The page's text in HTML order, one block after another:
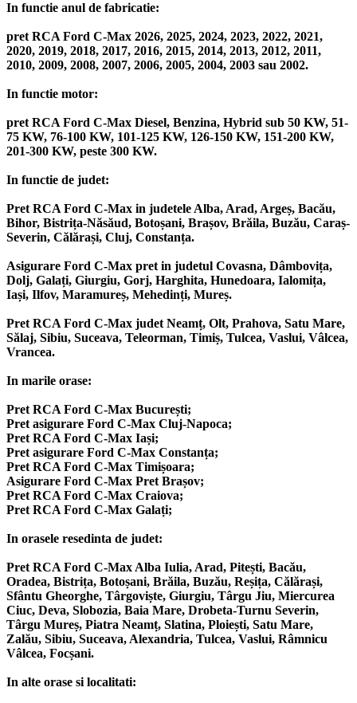
In functie anul de fabricatie:
pret RCA Ford C-Max 2026, 2025, 2024, 2023, 2022, 2021,
2020, 2019, 2018, 2017, 2016, 2015, 2014, 2013, 2012, 2011,
2010, 2009, 2008, 2007, 2006, 2005, 2004, 2003 sau 2002.
In functie motor:
pret RCA Ford C-Max Diesel, Benzina, Hybrid sub 50 KW, 51-
75 KW, 76-100 KW, 101-125 KW, 126-150 KW, 151-200 KW,
201-300 KW, peste 300 KW.
In functie de judet:
Pret RCA Ford C-Max in judetele Alba, Arad, Argeș, Bacău,
Bihor, Bistrița-Năsăud, Botoșani, Brașov, Brăila, Buzău, Caraș-
Severin, Călărași, Cluj, Constanța.
Asigurare Ford C-Max pret in judetul Covasna, Dâmbovița,
Dolj, Galați, Giurgiu, Gorj, Harghita, Hunedoara, Ialomița,
Iași, Ilfov, Maramureș, Mehedinți, Mureș.
Pret RCA Ford C-Max judet Neamț, Olt, Prahova, Satu Mare,
Sălaj, Sibiu, Suceava, Teleorman, Timiș, Tulcea, Vaslui, Vâlcea,
Vrancea.
In marile orase:
Pret RCA Ford C-Max București;
Pret asigurare Ford C-Max Cluj-Napoca;
Pret RCA Ford C-Max Iași;
Pret asigurare Ford C-Max Constanța;
Pret RCA Ford C-Max Timișoara;
Asigurare Ford C-Max Pret Brașov;
Pret RCA Ford C-Max Craiova;
Pret RCA Ford C-Max Galați;
In orasele resedinta de judet:
Pret RCA Ford C-Max Alba Iulia, Arad, Pitești, Bacău,
Oradea, Bistrița, Botoșani, Brăila, Buzău, Reșița, Călărași,
Sfântu Gheorghe, Târgoviște, Giurgiu, Târgu Jiu, Miercurea
Ciuc, Deva, Slobozia, Baia Mare, Drobeta-Turnu Severin,
Târgu Mureș, Piatra Neamț, Slatina, Ploiești, Satu Mare,
Zalău, Sibiu, Suceava, Alexandria, Tulcea, Vaslui, Râmnicu
Vâlcea, Focșani.
In alte orase si localitati: